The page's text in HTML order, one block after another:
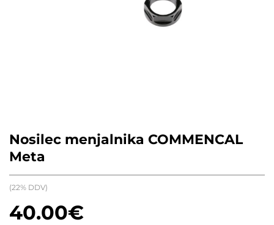
Nosilec menjalnika COMMENCAL
Meta
40.00€
(22% DDV)